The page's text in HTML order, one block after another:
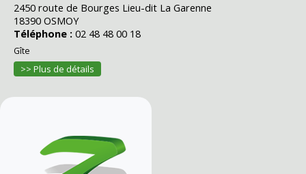
2450 route de Bourges Lieu-dit La Garenne
18390 OSMOY
Téléphone : 02 48 48 00 18
Gîte
>> Plus de détails